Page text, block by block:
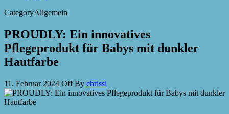
CategoryAllgemein
PROUDLY: Ein innovatives
Pflegeprodukt für Babys mit dunkler
Hautfarbe
11. Februar 2024 OffBy chrissi